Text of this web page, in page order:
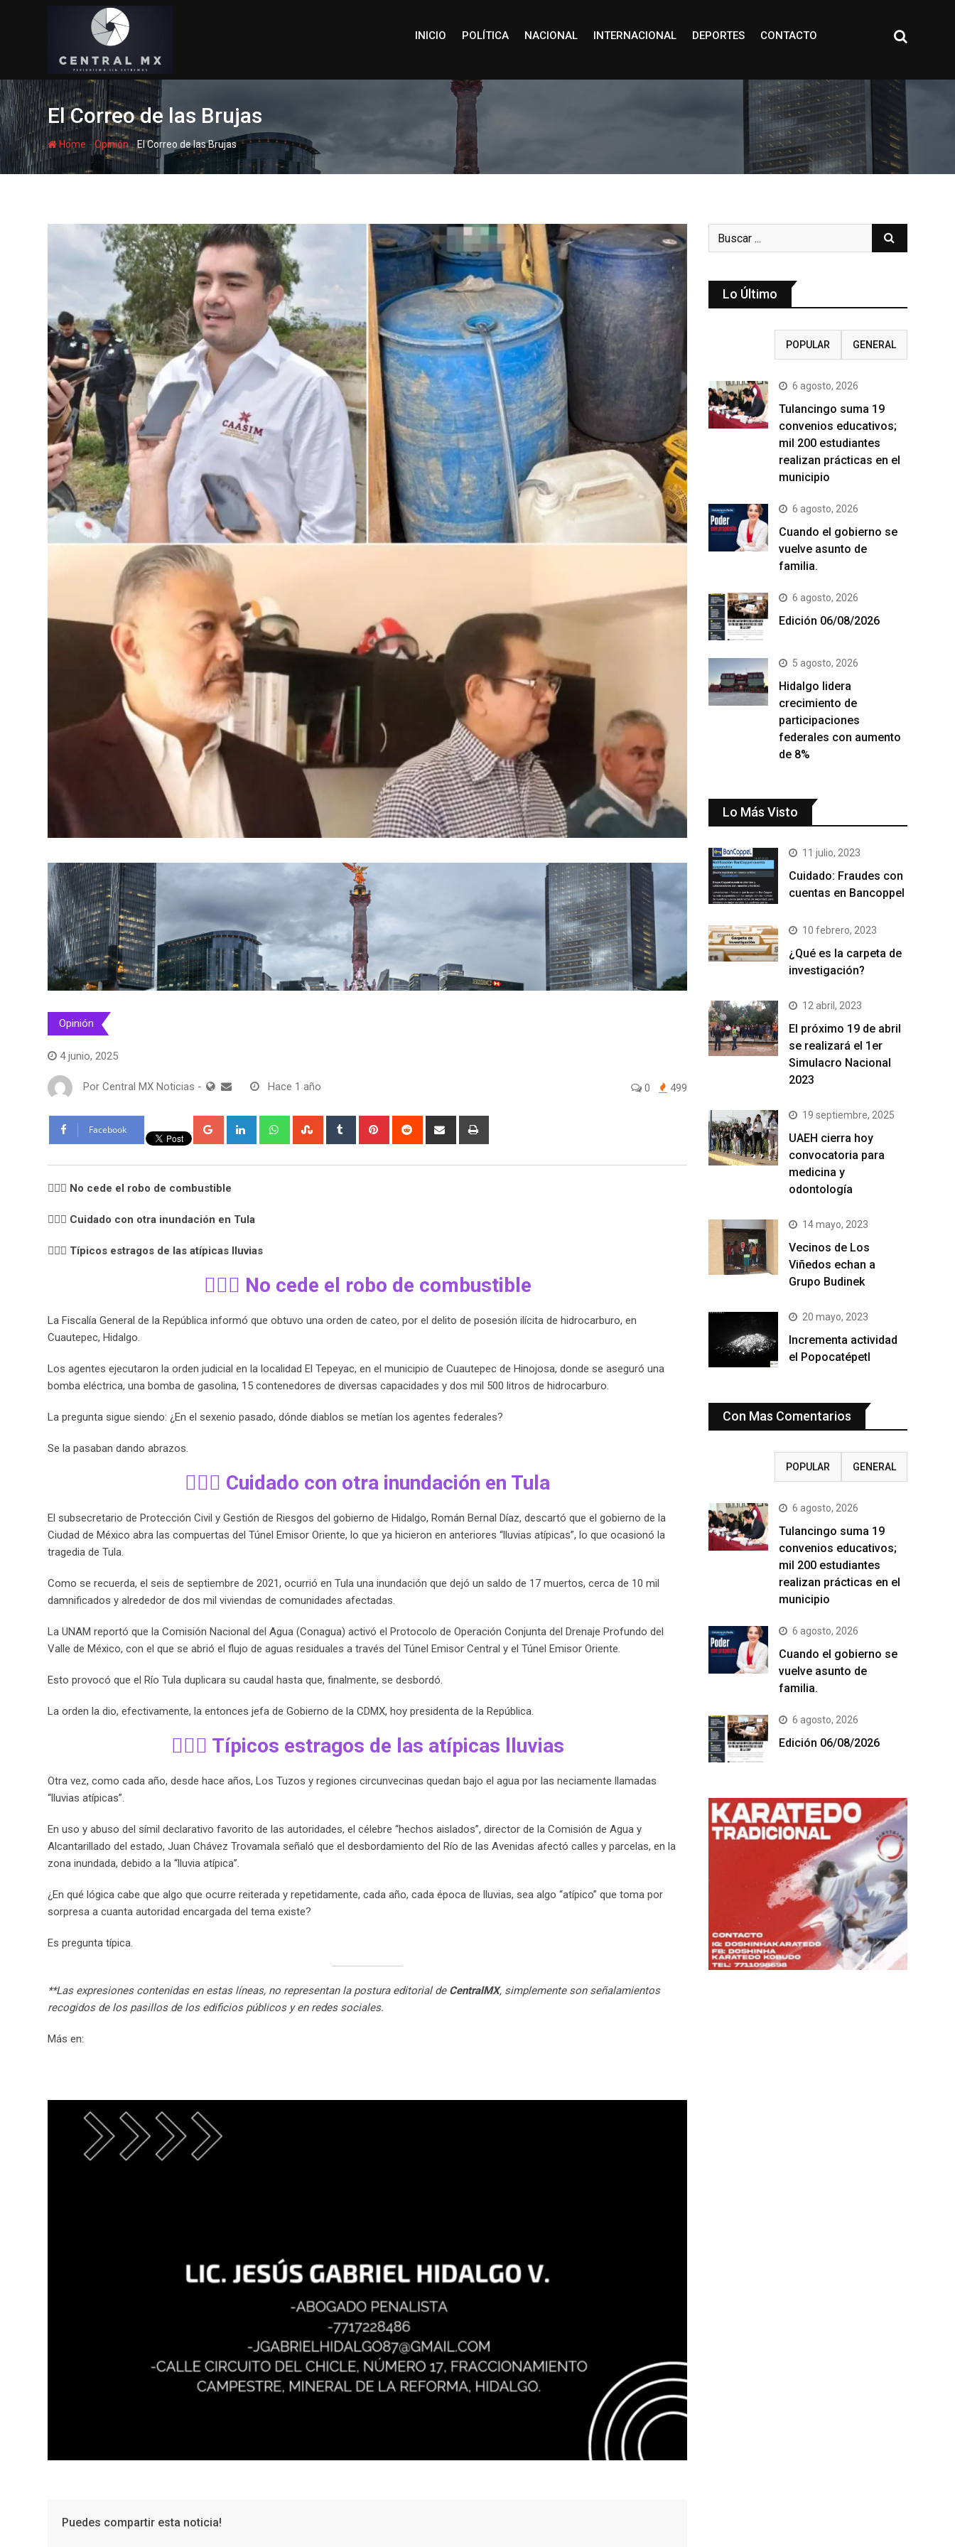
INICIO POLÍTICA NACIONAL INTERNACIONAL DEPORTES CONTACTO
El Correo de las Brujas
Home -Opinión- El Correo de las Brujas
Opinión
4 junio, 2025
Por Central MX Noticias - Hace 1 año 0 499
Facebook Google+ LinkedIn WhatsappStumbleUpon
Tumblr Pinterest Reddit
Share
🧙🏻‍♀️ No cede el robo de combustible
🧙🏻‍♀️ Cuidado con otra inundación en Tula
🧙🏻‍♀️ Típicos estragos de las atípicas lluvias
🧙🏻‍♀️ No cede el robo de combustible
La Fiscalía General de la República informó que obtuvo una orden de cateo, por el delito de posesión ilícita de hidrocarburo, en
Cuautepec, Hidalgo.
Los agentes ejecutaron la orden judicial en la localidad El Tepeyac, en el municipio de Cuautepec de Hinojosa, donde se aseguró una
bomba eléctrica, una bomba de gasolina, 15 contenedores de diversas capacidades y dos mil 500 litros de hidrocarburo.
La pregunta sigue siendo: ¿En el sexenio pasado, dónde diablos se metían los agentes federales?
Se la pasaban dando abrazos.
🧙🏻‍♀️ Cuidado con otra inundación en Tula
El subsecretario de Protección Civil y Gestión de Riesgos del gobierno de Hidalgo, Román Bernal Díaz, descartó que el gobierno de la
Ciudad de México abra las compuertas del Túnel Emisor Oriente, lo que ya hicieron en anteriores “lluvias atípicas”, lo que ocasionó la
tragedia de Tula.
Como se recuerda, el seis de septiembre de 2021, ocurrió en Tula una inundación que dejó un saldo de 17 muertos, cerca de 10 mil
damnificados y alrededor de dos mil viviendas de comunidades afectadas.
La UNAM reportó que la Comisión Nacional del Agua (Conagua) activó el Protocolo de Operación Conjunta del Drenaje Profundo del
Valle de México, con el que se abrió el flujo de aguas residuales a través del Túnel Emisor Central y el Túnel Emisor Oriente.
Esto provocó que el Río Tula duplicara su caudal hasta que, finalmente, se desbordó.
La orden la dio, efectivamente, la entonces jefa de Gobierno de la CDMX, hoy presidenta de la República.
🧙🏻‍♀️ Típicos estragos de las atípicas lluvias
Otra vez, como cada año, desde hace años, Los Tuzos y regiones circunvecinas quedan bajo el agua por las neciamente llamadas
“lluvias atípicas”.
En uso y abuso del símil declarativo favorito de las autoridades, el célebre “hechos aislados”, director de la Comisión de Agua y
Alcantarillado del estado, Juan Chávez Trovamala señaló que el desbordamiento del Río de las Avenidas afectó calles y parcelas, en la
zona inundada, debido a la “lluvia atípica”.
¿En qué lógica cabe que algo que ocurre reiterada y repetidamente, cada año, cada época de lluvias, sea algo “atípico” que toma por
sorpresa a cuanta autoridad encargada del tema existe?
Es pregunta típica.
**Las expresiones contenidas en estas líneas, no representan la postura editorial de CentralMX, simplemente son señalamientos
recogidos de los pasillos de los edificios públicos y en redes sociales.
Más en:
Puedes compartir esta noticia!
Lo Último
POPULAR GENERAL
6 agosto, 2026
Tulancingo suma 19
convenios educativos;
mil 200 estudiantes
realizan prácticas en el
municipio
6 agosto, 2026
Cuando el gobierno se
vuelve asunto de
familia.
6 agosto, 2026
Edición 06/08/2026
5 agosto, 2026
Hidalgo lidera
crecimiento de
participaciones
federales con aumento
de 8%
Lo Más Visto
11 julio, 2023
Cuidado: Fraudes con
cuentas en Bancoppel
10 febrero, 2023
¿Qué es la carpeta de
investigación?
12 abril, 2023
El próximo 19 de abril
se realizará el 1er
Simulacro Nacional
2023
19 septiembre, 2025
UAEH cierra hoy
convocatoria para
medicina y
odontología
14 mayo, 2023
Vecinos de Los
Viñedos echan a
Grupo Budinek
20 mayo, 2023
Incrementa actividad
el Popocatépetl
Con Mas Comentarios
POPULAR GENERAL
6 agosto, 2026
Tulancingo suma 19
convenios educativos;
mil 200 estudiantes
realizan prácticas en el
municipio
6 agosto, 2026
Cuando el gobierno se
vuelve asunto de
familia.
6 agosto, 2026
Edición 06/08/2026